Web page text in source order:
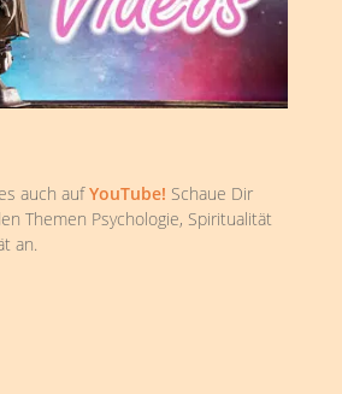
auch aufYouTube! Schaue Dir
Themen Psychologie, Spiritualität
an.